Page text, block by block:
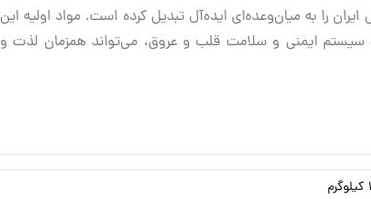
را به میان‌وعده‌ای ایده‌آل تبدیل کرده است. مواد اولیه این
ایمنی و سلامت قلب و عروق، می‌تواند همزمان لذت و